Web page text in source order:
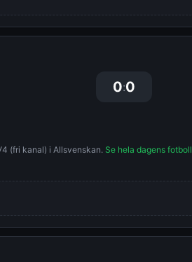
0:0
(fri kanal) i Allsvenskan. Se hela dagens